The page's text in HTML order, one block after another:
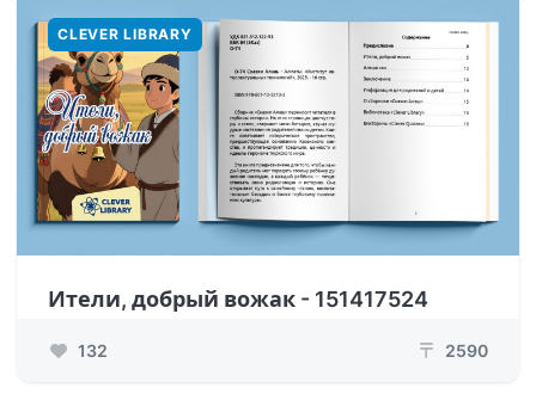
CLEVER LIBRARY
Ители, добрый вожак - 151417524
132 ₸ 2590